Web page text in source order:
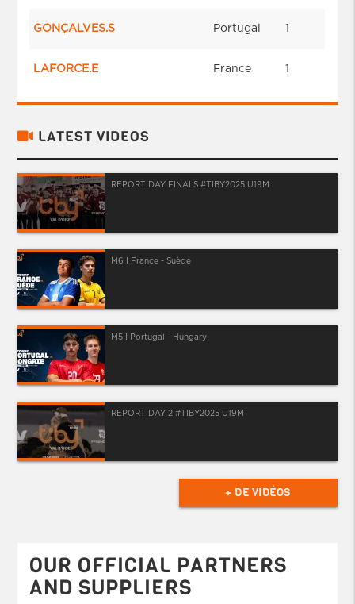
GONÇALVES.S Portugal 1
LAFORCE.E France 1
LATEST VIDEOS
REPORT DAY FINALS #TIBY2025 U19M
M6 I France - Suède
M5 I Portugal - Hungary
REPORT DAY 2 #TIBY2025 U19M
+ DE VIDÉOS
OUR OFFICIAL PARTNERS
AND SUPPLIERS